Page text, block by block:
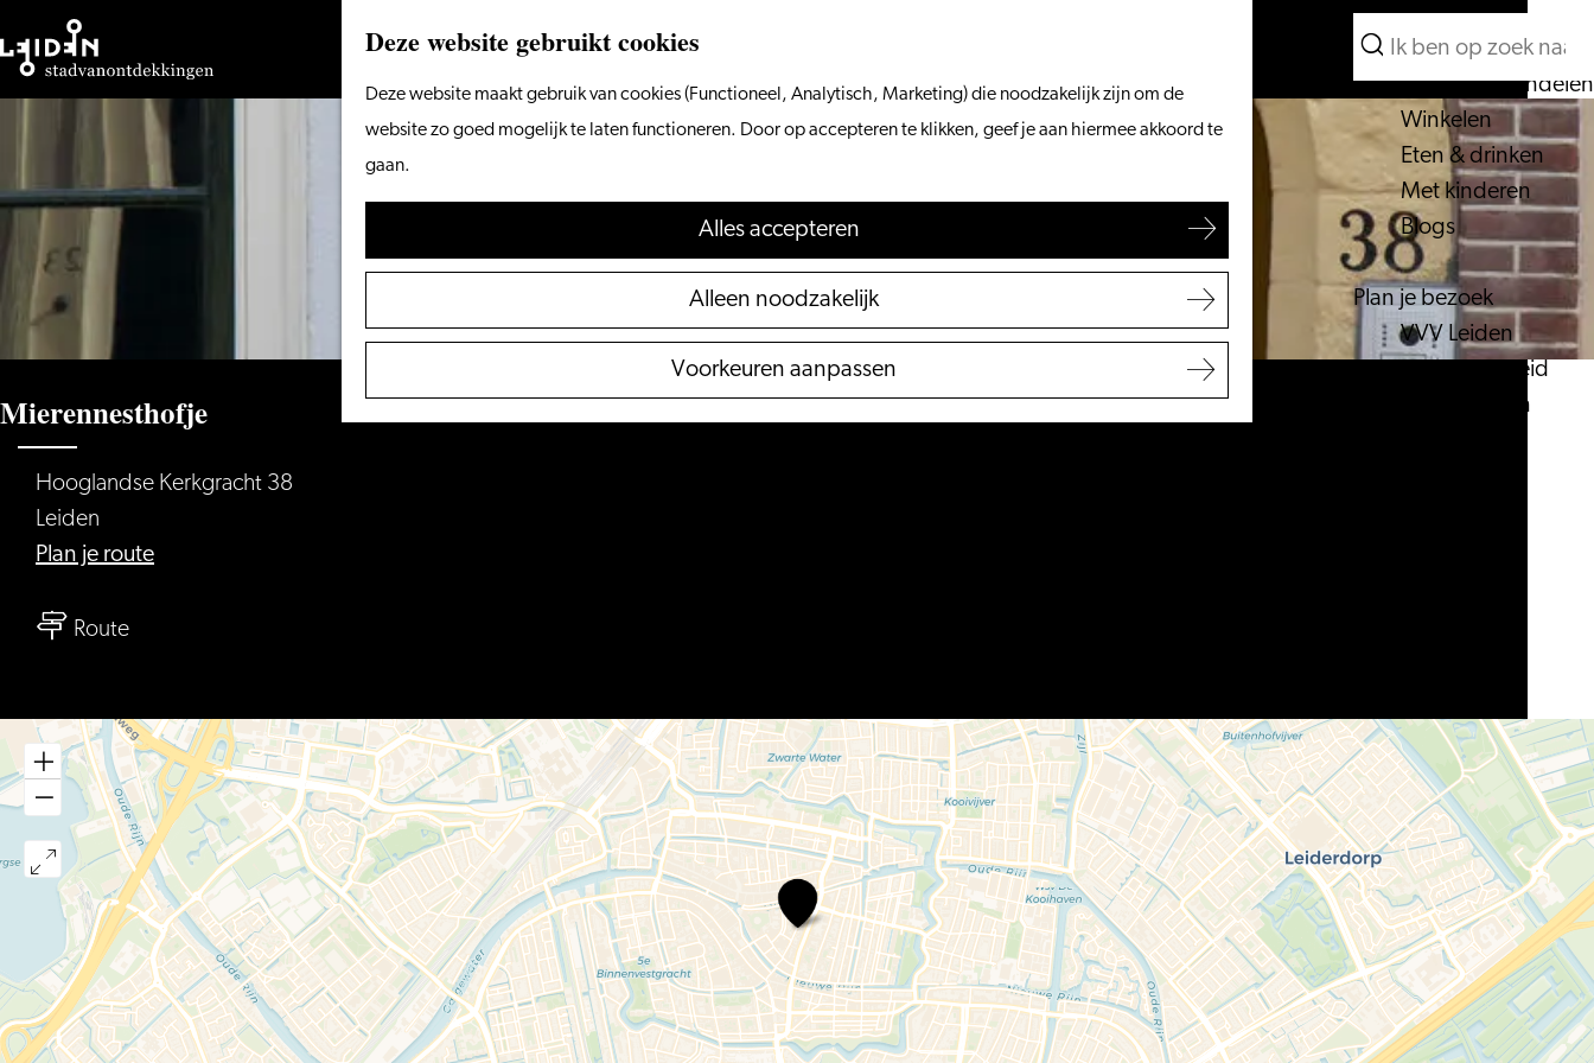
Deze website gebruikt cookies
Deze website maakt gebruik van cookies (Functioneel, Analytisch, Marketing) die noodzakelijk zijn om de
website zo goed mogelijk te laten functioneren. Door op accepteren te klikken, geef je aan hiermee akkoord te
gaan.
Alles accepteren
Alleen noodzakelijk
Voorkeuren aanpassen
Ga
homepage
Menu
Zoeken
Wat te doen
Vanaf het water
Fietsen & wandelen
Winkelen
Eten & drinken
Met kinderen
Blogs
Plan je bezoek
VVV Leiden
Bereikbaarheid
Overnachten
Zoeken
Mierennesthofje
Hooglandse Kerkgracht 38
Leiden
Plan je routenaar
Routenaar
Mierennesthofje